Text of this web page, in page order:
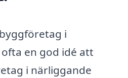
i
en god idé att
i närliggande